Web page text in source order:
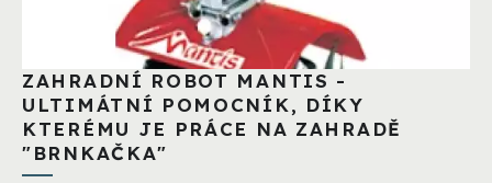
ZAHRADNÍ ROBOT MANTIS -
ULTIMÁTNÍ POMOCNÍK, DÍKY
KTERÉMU JE PRÁCE NA ZAHRADĚ
"BRNKAČKA"